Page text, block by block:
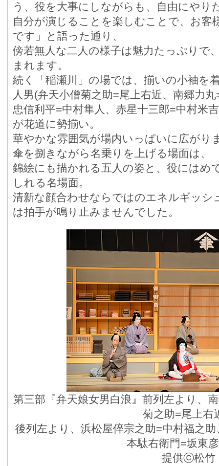
う、役を大事にしながらも、自由にやり
自分が演じることを楽しむことで、お客
です」と語った通り、
傍若無人な二人の様子は魅力たっぷりで
まれます。
続く「稲瀬川」の場では、揃いの小袖を
人男(弁天小僧菊之助=尾上右近、南郷力
忠信利平=中村隼人、赤星十三郎=中村米
が花道に勢揃い。
華やかな雰囲気が場内いっぱいに広がり
傘を捌きながら名乗りを上げる場面は、
錦絵にも描かれる五人の姿と、役にはめ
しれる名場面。
清新な顔合わせならではのエネルギッシ
は拍手が鳴り止みませんでした。
第三部『弁天娘女男白浪』前列左より、
菊之助=尾上右
後列左より、浜松屋倅宗之助=中村福之
本駄右衛門=坂東
提供ⓒ松竹